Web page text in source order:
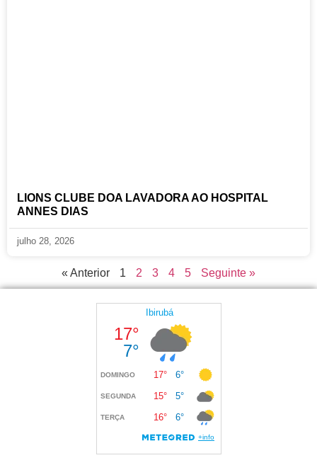
LIONS CLUBE DOA LAVADORA AO HOSPITAL
ANNES DIAS
julho 28, 2026
« Anterior 1 2 3 4 5 Seguinte »